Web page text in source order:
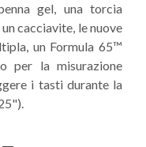
gel, una torcia
cacciavite, le nuove
un Formula 65™
per la misurazione
i tasti durante la